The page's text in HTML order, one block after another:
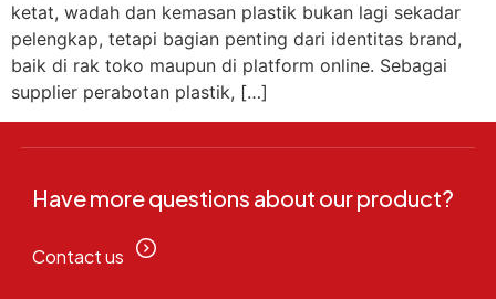
ketat, wadah dan kemasan plastik bukan lagi sekadar
pelengkap, tetapi bagian penting dari identitas brand,
baik di rak toko maupun di platform online. Sebagai
supplier perabotan plastik, […]
Have more questions about our product?
Contact us